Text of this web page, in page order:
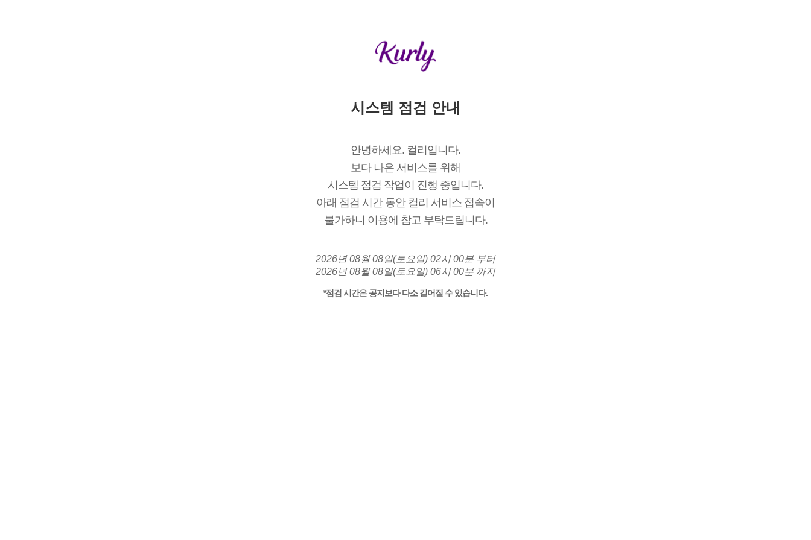
시스템 점검 안내
안녕하세요. 컬리입니다.
보다 나은 서비스를 위해
시스템 점검 작업이 진행 중입니다.
아래 점검 시간 동안 컬리 서비스 접속이
불가하니 이용에 참고 부탁드립니다.
2026년 08월 08일(토요일) 02시 00분 부터
2026년 08월 08일(토요일) 06시 00분 까지
*점검 시간은 공지보다 다소 길어질 수 있습니다.